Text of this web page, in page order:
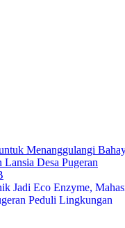
Menanggulangi
Desa Pugeran